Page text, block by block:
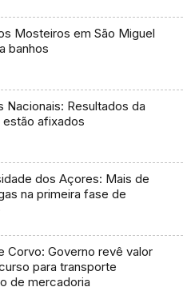
Mosteiros em São Miguel
banhos
Nacionais: Resultados da
estão afixados
dos Açores: Mais de
na primeira fase de
Corvo: Governo revê valor
para transporte
de mercadoria